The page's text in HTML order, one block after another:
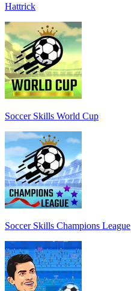
Hattrick
Soccer Skills World Cup
Soccer Skills Champions League